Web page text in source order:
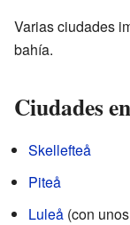
Varias ciudades
bahía.
Ciudades
Skellefteå
Piteå
Luleå (con